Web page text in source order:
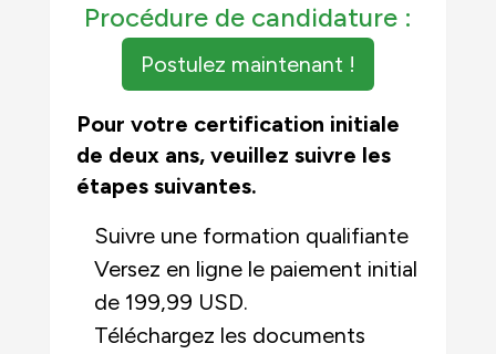
Procédure de candidature :
Postulez maintenant !
Pour votre certification initiale
de deux ans, veuillez suivre les
étapes suivantes.
Suivre une formation qualifiante
Versez en ligne le paiement initial
de 199,99 USD.
Téléchargez les documents